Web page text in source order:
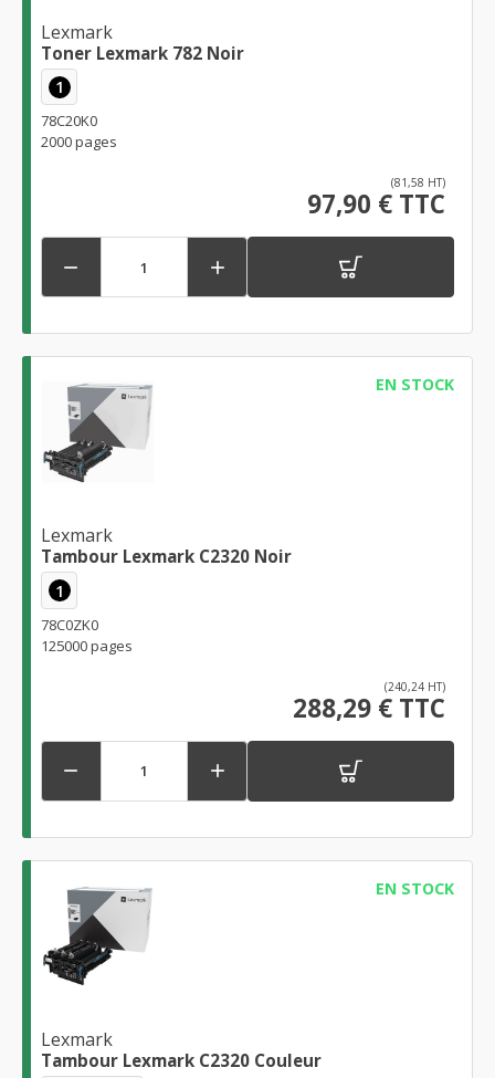
Lexmark
Toner Lexmark 782 Noir
1
78C20K0
2000 pages
(81,58 HT)
97,90 € TTC
 
EN STOCK
Lexmark
Tambour Lexmark C2320 Noir
1
78C0ZK0
125000 pages
(240,24 HT)
288,29 € TTC
 
EN STOCK
Lexmark
Tambour Lexmark C2320 Couleur